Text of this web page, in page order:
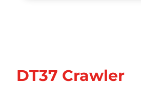
DT37 Crawler